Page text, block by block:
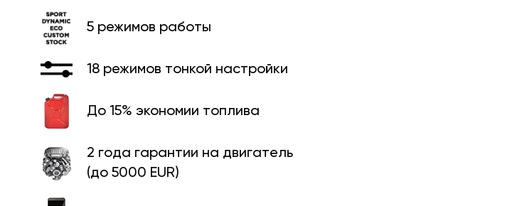
5 режимов работы
18 режимов тонкой настройки
До 15% экономии топлива
2 года гарантии на двигатель
(до 5000 EUR)